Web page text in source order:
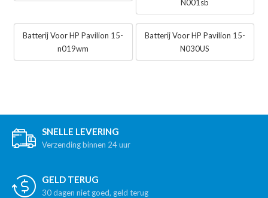
N001sb
Batterij Voor HP Pavilion 15-
n019wm
Batterij Voor HP Pavilion 15-
N030US
SNELLE LEVERING
Verzending binnen 24 uur
GELD TERUG
30 dagen niet goed, geld terug